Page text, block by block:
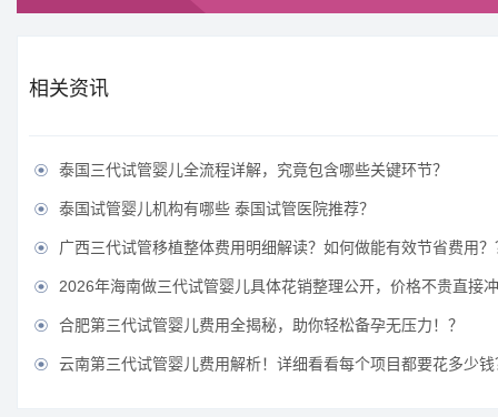
相关资讯
 泰国三代试管婴儿全流程详解，究竟包含哪些关键环节？
 泰国试管婴儿机构有哪些 泰国试管医院推荐？
 广西三代试管移植整体费用明细解读？如何做能有效节省费用？
 2026年海南做三代试管婴儿具体花销整理公开，价格不贵直接
 合肥第三代试管婴儿费用全揭秘，助你轻松备孕无压力！？
 云南第三代试管婴儿费用解析！详细看看每个项目都要花多少钱